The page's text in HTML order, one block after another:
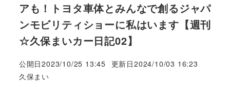
アも！トヨタ車体とみんなで創るジャパ
ンモビリティショーに私はいます【週刊
☆久保まいカー日記02】
公開日2023/10/25 13:45 更新日2024/10/03 16:23
著
久保まい